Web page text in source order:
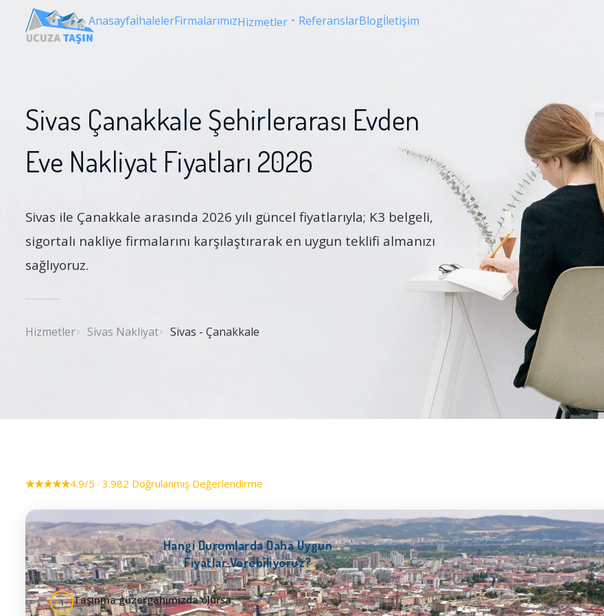
AnasayfaİhalelerFirmalarımızHizmetler ReferanslarBlogİletişim
Sivas Çanakkale Şehirlerarası Evden
Eve Nakliyat Fiyatları 2026
Sivas ile Çanakkale arasında 2026 yılı güncel fiyatlarıyla; K3 belgeli,
sigortalı nakliye firmalarını karşılaştırarak en uygun teklifi almanızı
sağlıyoruz.
Hizmetler Sivas Nakliyat Sivas - Çanakkale
★★★★★4.9/5 · 3.982 Doğrulanmış Değerlendirme
Hangi Durumlarda Daha Uygun
Fiyatlar Verebiliyoruz?
1 Taşınma güzergahımızda olursa